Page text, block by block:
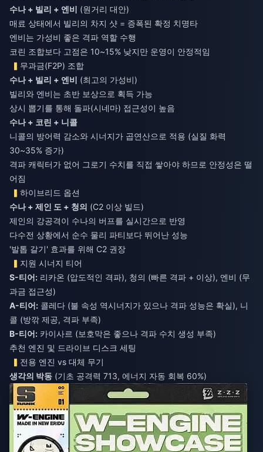
수나 + 빌리 + 엔비 (원거리 대안)
매료 상태에서 빌리의 차지 샷 = 증폭된 확정 치명타
엔비는 가성비 좋은 격파 역할 수행
코린 조합보다 고점은 10~15% 낮지만 운영이 안정적임
무과금(F2P) 조합
수나 + 빌리 + 엔비 (최고의 가성비)
빌리와 엔비는 초반 보상으로 획득 가능
상시 뽑기를 통해 돌파(시네마) 접근성이 높음
수나 + 코린 + 니콜
니콜의 방어력 감소와 시너지가 곱연산으로 적용 (실질 화력
30~35% 증가)
격파 캐릭터가 없어 그로기 수치를 직접 쌓아야 하므로 안정성은 떨
어짐
하이브리드 옵션
수나 + 제인 도 + 청의 (C2 이상 빌드)
제인의 강공격이 수나의 버프를 실시간으로 반영
다수전 상황에서 순수 물리 파티보다 뛰어난 성능
'발톱 갈기' 효과를 위해 C2 권장
지원 시너지 티어
S-티어: 리카온 (압도적인 격파), 청의 (빠른 격파 + 이상), 엔비 (무
과금 접근성)
A-티어: 콜레다 (불 속성 역시너지가 있으나 격파 성능은 확실), 니
콜 (방깎 제공, 격파 부족)
B-티어: 카이사르 (보호막은 좋으나 격파 수치 생성 부족)
추천 엔진 및 드라이브 디스크 세팅
전용 엔진 vs 대체 무기
생각의 박동 (기초 공격력 713, 에너지 자동 회복 60%)